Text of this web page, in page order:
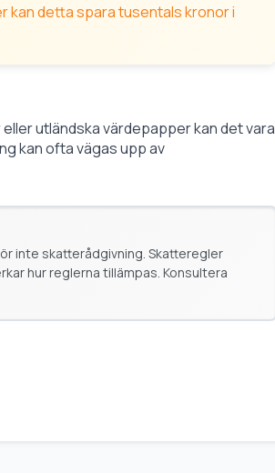
kan detta spara tusentals kronor i
utländska värdepapper kan det vara
kan ofta vägas upp av
inte skatterådgivning. Skatteregler
hur reglerna tillämpas. Konsultera